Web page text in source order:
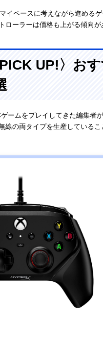
イペースに考えながら進める
ローラーは価格も上がる傾向
PICK UP!〉お
ームをプレイしてきた編集者
線の両タイプを生産している